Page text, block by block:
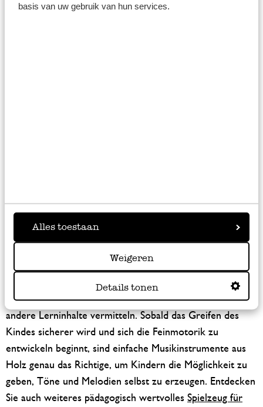
basis van uw gebruik van hun services.
Alles toestaan
Weigeren
Details tonen
Bereits im Alter von etwa sechs Monaten reagieren Babys
die Kleinen gerne unterhalten und genießen die
akustische Ansprache. So lassen sich spielerisch
Zahlfolgen, die Abfolge der Jahreszeiten oder auch
andere Lerninhalte vermitteln. Sobald das Greifen des
Kindes sicherer wird und sich die Feinmotorik zu
entwickeln beginnt, sind einfache Musikinstrumente aus
Holz genau das Richtige, um Kindern die Möglichkeit zu
geben, Töne und Melodien selbst zu erzeugen. Entdecken
Sie auch weiteres pädagogisch wertvolles Spielzeug für